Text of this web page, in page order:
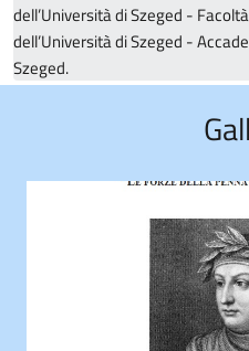
dell’Università di Szeged -
dell’Università di Szeged -
Szeged.